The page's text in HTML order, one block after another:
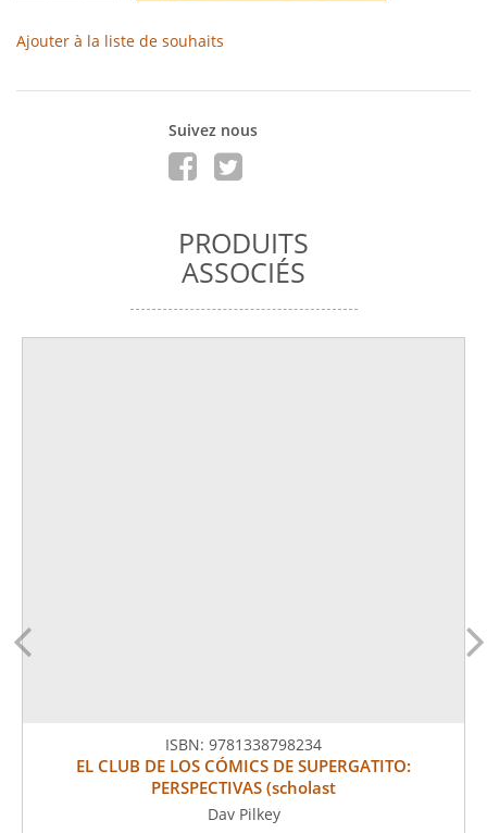
Ajouter à la liste de souhaits
Suivez nous
PRODUITS
ASSOCIÉS
ISBN: 9781338798234
EL CLUB DE LOS CÓMICS DE SUPERGATITO:
PERSPECTIVAS (scholast
Dav Pilkey